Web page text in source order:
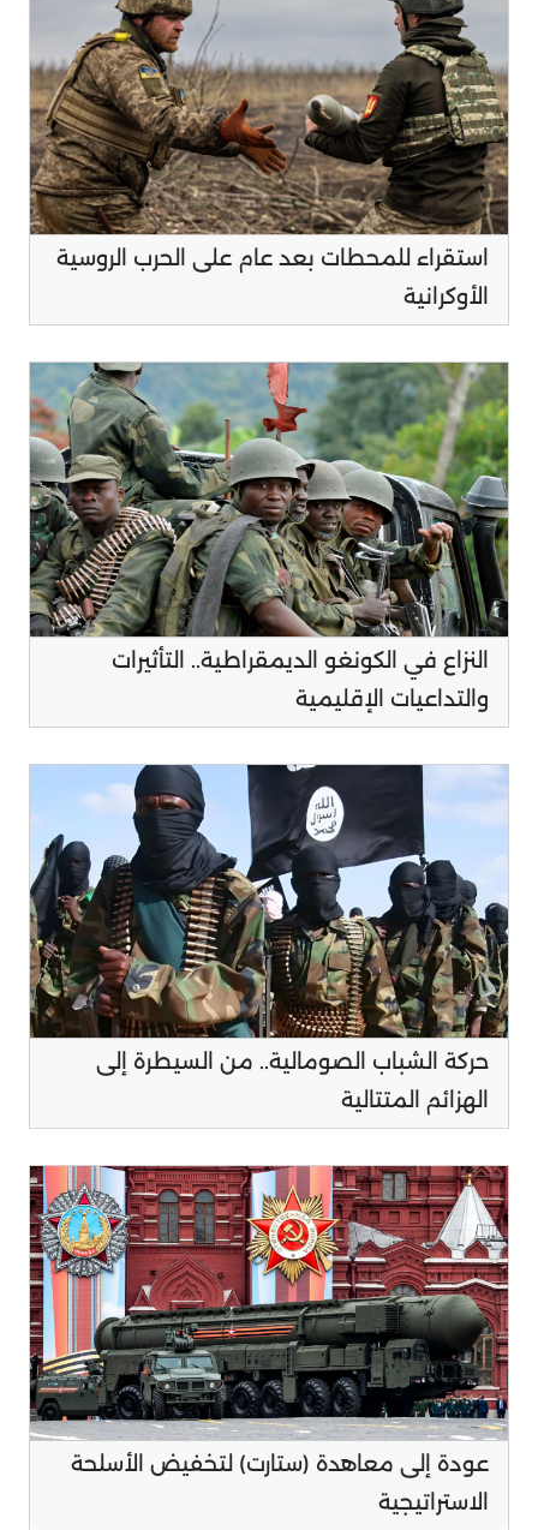
استقراء للمحطات بعد عام على الحرب الروسية
الأوكرانية
النزاع في الكونغو الديمقراطية.. التأثيرات
والتداعيات الإقليمية
حركة الشباب الصومالية.. من السيطرة إلى
الهزائم المتتالية
عودة إلى معاهدة (ستارت) لتخفيض الأسلحة
الاستراتيجية